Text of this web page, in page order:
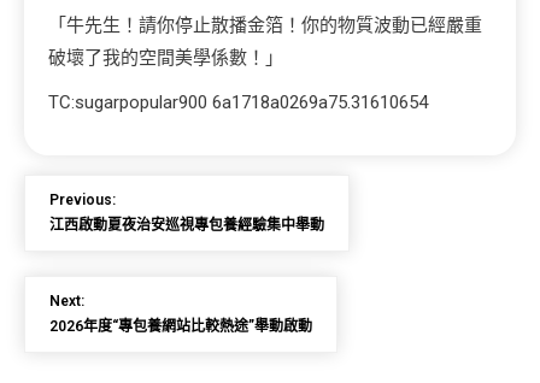
「牛先生！請你停止散播金箔！你的物質波動已經嚴重
破壞了我的空間美學係數！」
TC:sugarpopular900 6a1718a0269a75.31610654
Previous:
江西啟動夏夜治安巡視專包養經驗集中舉動
Next:
2026年度“專包養網站比較熱途”舉動啟動